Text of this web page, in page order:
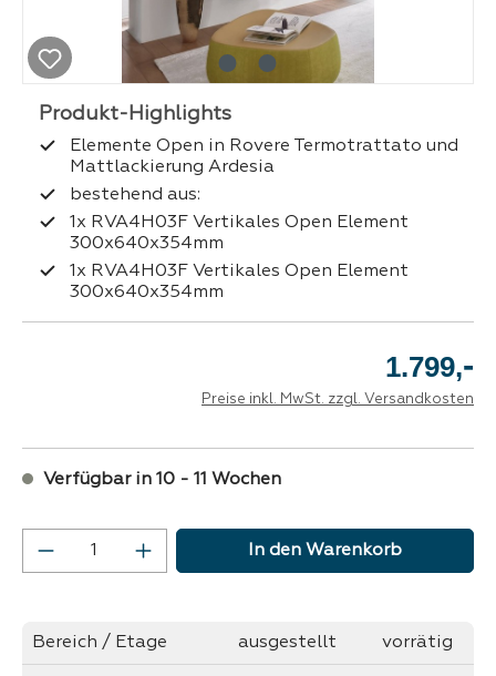
Elemente Open in Rovere Termotrattato und
Mattlackierung Ardesia
bestehend aus:
1x RVA4H03F Vertikales Open Element
300x640x354mm
1x RVA4H03F Vertikales Open Element
300x640x354mm
1.799,-
Preise inkl. MwSt. zzgl. Versandkosten
Verfügbar in 10 - 11 Wochen
Produkt Anzahl: Gib den gewünschten
In den Warenkorb
Bereich / Etage ausgestellt vorrätig